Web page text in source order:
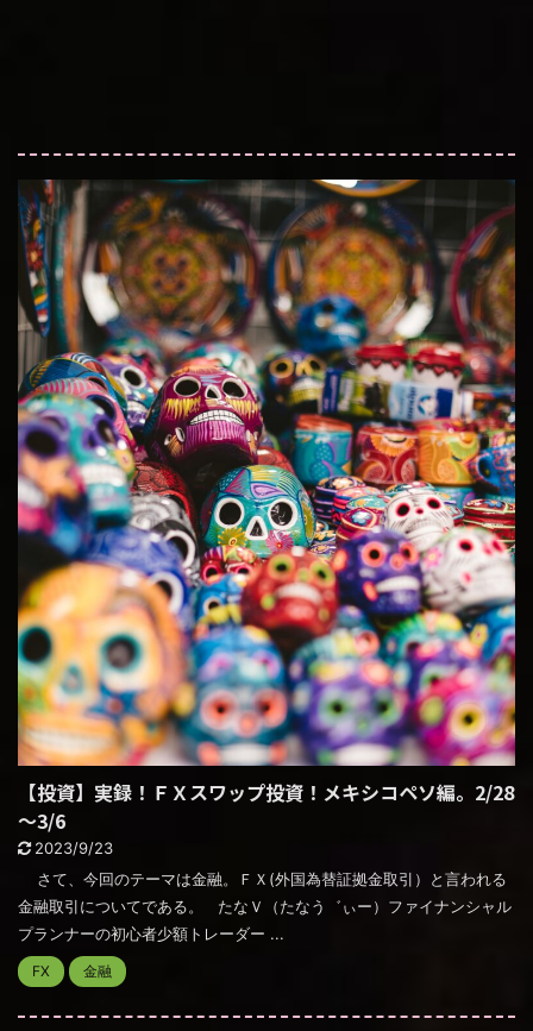
【投資】実録！ＦＸスワップ投資！メキシコペソ編。2/28
～3/6
2023/9/23
さて、今回のテーマは金融。ＦＸ(外国為替証拠金取引）と言われる
金融取引についてである。 たなＶ（たなう゛ぃー）ファイナンシャル
プランナーの初心者少額トレーダー ...
FX 金融